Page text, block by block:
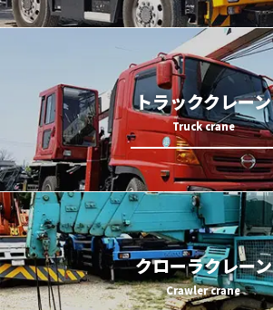
トラッククレーン
クローラクレーン